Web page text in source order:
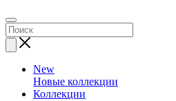
New
Новые коллекции
Коллекции